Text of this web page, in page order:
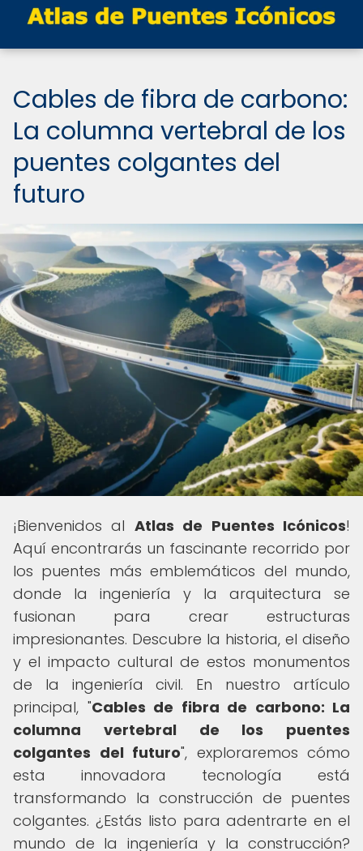
Cables de fibra de carbono:
La columna vertebral de los
puentes colgantes del
futuro
¡Bienvenidos al Atlas de Puentes Icónicos!
Aquí encontrarás un fascinante recorrido por
los puentes más emblemáticos del mundo,
donde la ingeniería y la arquitectura se
fusionan para crear estructuras
impresionantes. Descubre la historia, el diseño
y el impacto cultural de estos monumentos
de la ingeniería civil. En nuestro artículo
principal, "Cables de fibra de carbono: La
columna vertebral de los puentes
colgantes del futuro", exploraremos cómo
esta innovadora tecnología está
transformando la construcción de puentes
colgantes. ¿Estás listo para adentrarte en el
mundo de la ingeniería y la construcción?